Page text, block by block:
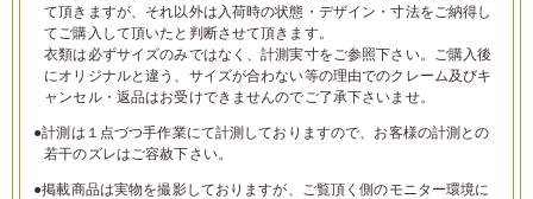
て頂きますが、それ以外は入荷時の状態・デザイン・寸法をご納得し
てご購入して頂いたと判断させて頂きます。
衣類は必ずサイズのみではなく、計測実寸をご参照下さい。ご購入後
にオリジナルと違う、サイズが合わない等の理由でのクレーム及びキ
ャンセル・返品はお受けできませんのでご了承下さいませ。
●計測は１点づつ手作業にて計測しておりますので、お客様の計測との
若干のズレはご容赦下さい。
●掲載商品は実物を撮影しておりますが、ご覧頂く側のモニター環境に